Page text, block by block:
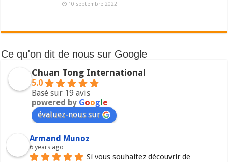
10 septembre 2022
Ce qu'on dit de nous sur Google
Chuan Tong International
5.0
Basé sur 19 avis
powered by Google
évaluez-nous sur
Armand Munoz
6 years ago
Si vous souhaitez découvrir de